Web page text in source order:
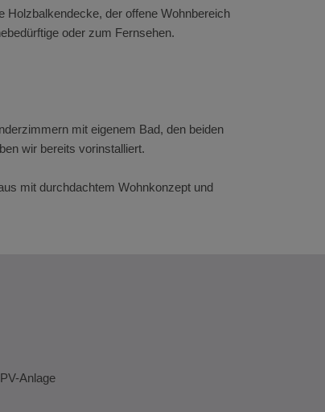
Holzbalkendecke, der offene Wohnbereich
oder zum Fernsehen.
mit eigenem Bad, den beiden
wir bereits vorinstalliert.
mit durchdachtem Wohnkonzept und
Anlage